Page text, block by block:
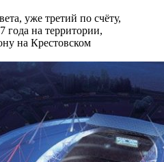
уже третий по счёту,
года на территории,
на Крестовском